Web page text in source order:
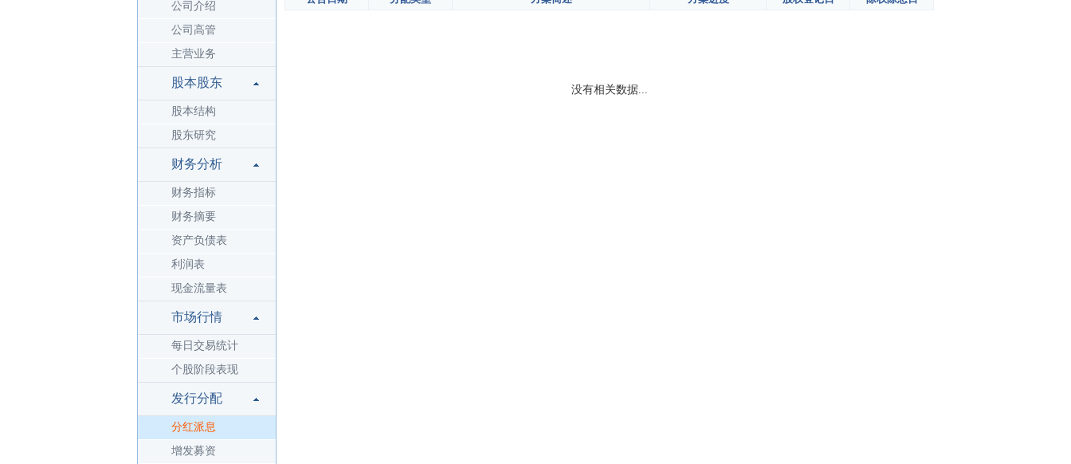
公司介绍
公司高管
主营业务
股本股东
股本结构
股东研究
财务分析
财务指标
财务摘要
资产负债表
利润表
现金流量表
市场行情
每日交易统计
个股阶段表现
发行分配
分红派息
增发募资
没有相关数据...